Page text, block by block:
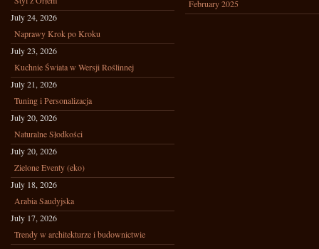
July 24, 2026
Naprawy Krok po Kroku
July 23, 2026
Kuchnie Świata w Wersji Roślinnej
July 21, 2026
Tuning i Personalizacja
July 20, 2026
Naturalne Słodkości
July 20, 2026
Zielone Eventy (eko)
July 18, 2026
Arabia Saudyjska
July 17, 2026
Trendy w architekturze i budownictwie
February 2025